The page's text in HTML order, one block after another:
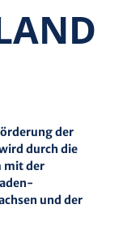
der
durch die
mit der
und der